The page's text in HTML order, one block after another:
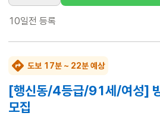
10일전 등록
도보 17분 ~ 22분 예상
[행신동/4등급/91세/여성]
모집